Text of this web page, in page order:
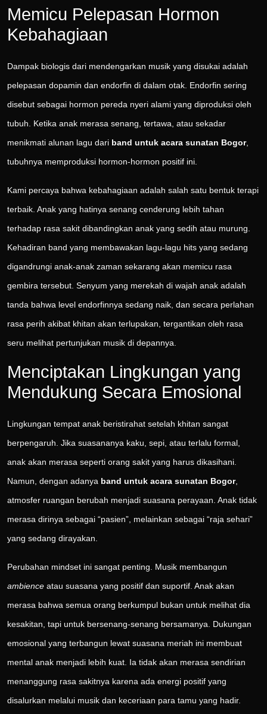
Memicu Pelepasan Hormon
Kebahagiaan
Dampak biologis dari mendengarkan musik yang disukai adalah
pelepasan dopamin dan endorfin di dalam otak. Endorfin sering
disebut sebagai hormon pereda nyeri alami yang diproduksi oleh
tubuh. Ketika anak merasa senang, tertawa, atau sekadar
menikmati alunan lagu dari band untuk acara sunatan Bogor,
tubuhnya memproduksi hormon-hormon positif ini.
Kami percaya bahwa kebahagiaan adalah salah satu bentuk terapi
terbaik. Anak yang hatinya senang cenderung lebih tahan
terhadap rasa sakit dibandingkan anak yang sedih atau murung.
Kehadiran band yang membawakan lagu-lagu hits yang sedang
digandrungi anak-anak zaman sekarang akan memicu rasa
gembira tersebut. Senyum yang merekah di wajah anak adalah
tanda bahwa level endorfinnya sedang naik, dan secara perlahan
rasa perih akibat khitan akan terlupakan, tergantikan oleh rasa
seru melihat pertunjukan musik di depannya.
Menciptakan Lingkungan yang
Mendukung Secara Emosional
Lingkungan tempat anak beristirahat setelah khitan sangat
berpengaruh. Jika suasananya kaku, sepi, atau terlalu formal,
anak akan merasa seperti orang sakit yang harus dikasihani.
Namun, dengan adanya band untuk acara sunatan Bogor,
atmosfer ruangan berubah menjadi suasana perayaan. Anak tidak
merasa dirinya sebagai “pasien”, melainkan sebagai “raja sehari”
yang sedang dirayakan.
Perubahan mindset ini sangat penting. Musik membangun
ambience atau suasana yang positif dan suportif. Anak akan
merasa bahwa semua orang berkumpul bukan untuk melihat dia
kesakitan, tapi untuk bersenang-senang bersamanya. Dukungan
emosional yang terbangun lewat suasana meriah ini membuat
mental anak menjadi lebih kuat. Ia tidak akan merasa sendirian
menanggung rasa sakitnya karena ada energi positif yang
disalurkan melalui musik dan keceriaan para tamu yang hadir.